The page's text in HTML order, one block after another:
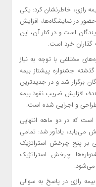
رازی، خاطرنشان کرد: یکی
در نمایشگاه‌ها، افزایش
است و در کنار آن، این
گذاران خرد است.
مختلفی با توجه به نیاز
جشنواره پیشتاز بیمه
برگزار شد و در جدیدترین
هدف افزایش ضریب نفوذ بیمه
طراحی و اجرایی شده است.
است که در دو ماهه انتهایی
می‌یابد، یادآور شد: تمامی
بر پنج چرخش استراتژیک
چرخش استراتژیک
می‌شود.
رازی در پاسخ به سوالی